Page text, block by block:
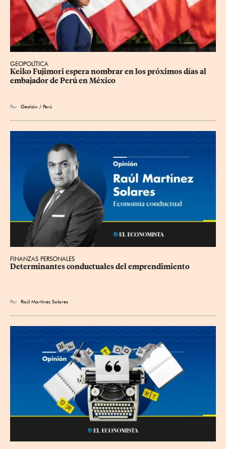
GEOPOLÍTICA
Keiko Fujimori espera nombrar en los próximos días al
embajador de Perú en México
Por Gestión / Perú
FINANZAS PERSONALES
Determinantes conductuales del emprendimiento
Por Raúl Martínez Solares